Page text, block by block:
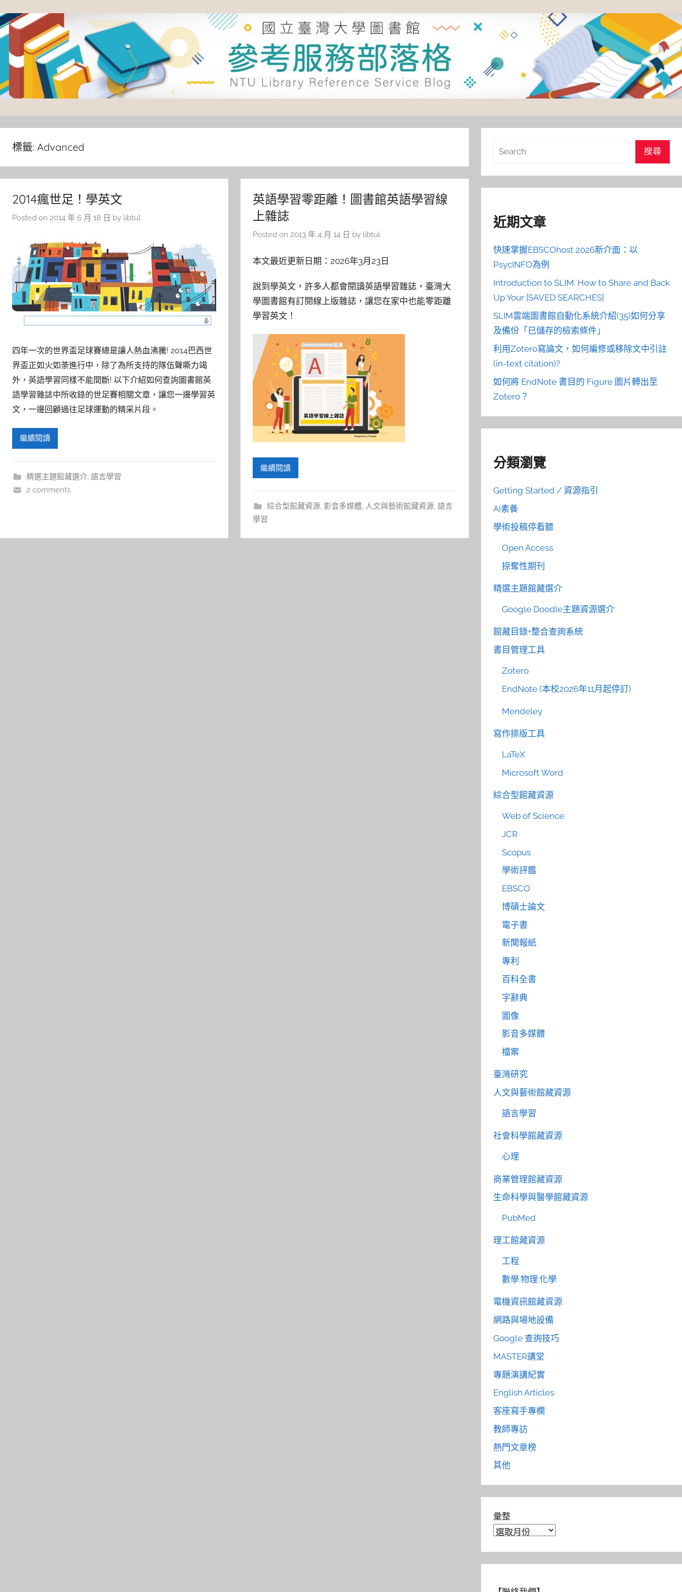
to
content
灣
圖
標籤: Advanced
2014瘋世足！學英文
Posted on 2014 年 6 月 18 日 by libtul
四年一次的世界盃足球賽總是讓人熱血沸騰! 2014巴西世
界盃正如火如荼進行中，除了為所支持的隊伍聲嘶力竭
外，英語學習同樣不能間斷! 以下介紹如何查詢圖書館英
語學習雜誌中所收錄的世足賽相關文章，讓您一邊學習英
文，一邊回顧過往足球運動的精采片段。
繼續閱讀
精選主題館藏選介, 語言學習
2 comments
英語學習零距離！圖書館英語學習線
上雜誌
Posted on 2013 年 4 月 14 日 by libtul
本文最近更新日期：2026年3月23日
說到學英文，許多人都會閱讀英語學習雜誌，臺灣大
學圖書館有訂閱線上版雜誌，讓您在家中也能零距離
學習英文！
繼續閱讀
綜合型館藏資源, 影音多媒體, 人文與藝術館藏資源, 語言
學習
搜
搜尋
近期文章
快速掌握EBSCOhost 2026新介面：以
PsycINFO為例
Introduction to SLIM: How to Share and Back
Up Your [SAVED SEARCHES]
SLIM雲端圖書館自動化系統介紹(35)如何分享
及備份「已儲存的檢索條件」
利用Zotero寫論文，如何編修或移除文中引註
(in-text citation)?
如何將 EndNote 書目的 Figure 圖片轉出至
Zotero？
分類瀏覽
Getting Started / 資源指引
AI素養
學術投稿停看聽
Open Access
掠奪性期刊
精選主題館藏選介
Google Doodle主題資源選介
館藏目錄+整合查詢系統
書目管理工具
Zotero
EndNote (本校2026年11月起停訂)
Mendeley
寫作排版工具
LaTeX
Microsoft Word
綜合型館藏資源
Web of Science
JCR
Scopus
學術評鑑
EBSCO
博碩士論文
電子書
新聞報紙
專利
百科全書
字辭典
圖像
影音多媒體
檔案
臺灣研究
人文與藝術館藏資源
語言學習
社會科學館藏資源
心理
商業管理館藏資源
生命科學與醫學館藏資源
PubMed
理工館藏資源
工程
數學.物理.化學
電機資訊館藏資源
網路與場地設備
Google 查詢技巧
MASTER講堂
專題演講紀實
English Articles
客座寫手專欄
教師專訪
熱門文章榜
其他
彙整